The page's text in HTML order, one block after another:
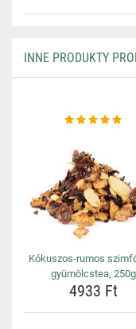
INNE PRODUKTY
Kókuszos-rumos
gyümölcstea, 250g
4933 Ft